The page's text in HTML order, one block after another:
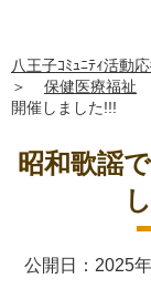
八王子ｺﾐｭﾆﾃｨ活動
＞
保健医療福祉
開催しました!!!
昭和歌謡
公開日：2025